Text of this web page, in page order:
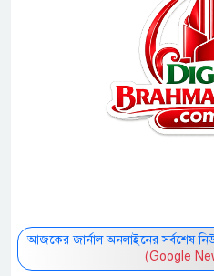
আজকের জার্নাল অনলাইনের সর্বশেষ
(Google